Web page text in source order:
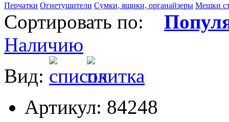
Перчатки Огнетушители Сумки, ящики, органайзеры Мешки
Сортировать по:
Наличию
Вид:
Артикул: 84248